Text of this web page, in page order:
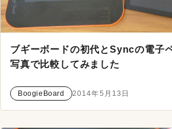
ブギーボードの初代とSyncの電子
写真で比較してみました
BoogieBoard 2014年5月13日